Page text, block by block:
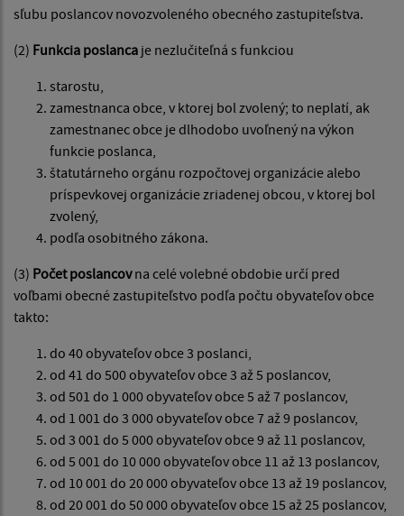
sľubu poslancov novozvoleného obecného zastupiteľstva.
(2) Funkcia poslanca je nezlučiteľná s funkciou
starostu,
zamestnanca obce, v ktorej bol zvolený; to neplatí, ak
zamestnanec obce je dlhodobo uvoľnený na výkon
funkcie poslanca,
štatutárneho orgánu rozpočtovej organizácie alebo
príspevkovej organizácie zriadenej obcou, v ktorej bol
zvolený,
podľa osobitného zákona.
(3) Počet poslancovna celé volebné obdobie určí pred
voľbami obecné zastupiteľstvo podľa počtu obyvateľov obce
takto:
do 40 obyvateľov obce 3 poslanci,
od 41 do 500 obyvateľov obce 3 až 5 poslancov,
od 501 do 1 000 obyvateľov obce 5 až 7 poslancov,
od 1 001 do 3 000 obyvateľov obce 7 až 9 poslancov,
od 3 001 do 5 000 obyvateľov obce 9 až 11 poslancov,
od 5 001 do 10 000 obyvateľov obce 11 až 13 poslancov,
od 10 001 do 20 000 obyvateľov obce 13 až 19 poslancov,
od 20 001 do 50 000 obyvateľov obce 15 až 25 poslancov,